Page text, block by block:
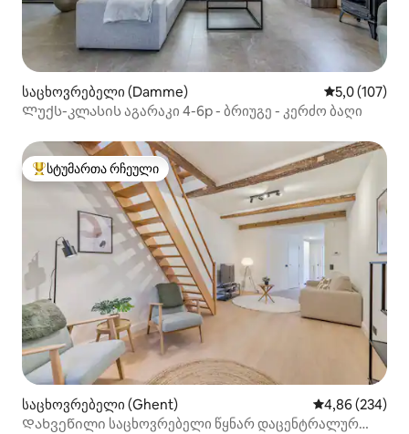
საცხოვრებელი (Damme) საშუალო
5,0 (107)
Ლუქს-კლასის აგარაკი 4-6p - ბრიუგე - კერძო ბაღი
სტუმართა რჩეული მოწინავე ვარიანტი
სტუმართა რჩეული
საცხოვრებელი (Ghent) საშუალო
4,86 (234)
Დახვეწილი საცხოვრებელი წყნარ დაცენტრალურ